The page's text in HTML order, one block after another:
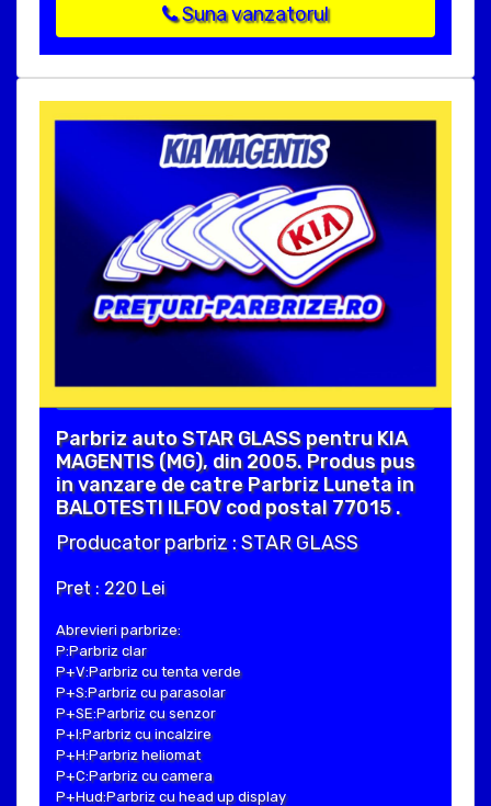
Suna vanzatorul
Parbriz auto STAR GLASS pentru KIA
MAGENTIS (MG), din 2005. Produs pus
in vanzare de catre Parbriz Luneta in
BALOTESTI ILFOV cod postal 77015 .
Producator parbriz : STAR GLASS
Pret : 220 Lei
Abrevieri parbrize:
P:Parbriz clar
P+V:Parbriz cu tenta verde
P+S:Parbriz cu parasolar
P+SE:Parbriz cu senzor
P+I:Parbriz cu incalzire
P+H:Parbriz heliomat
P+C:Parbriz cu camera
P+Hud:Parbriz cu head up display